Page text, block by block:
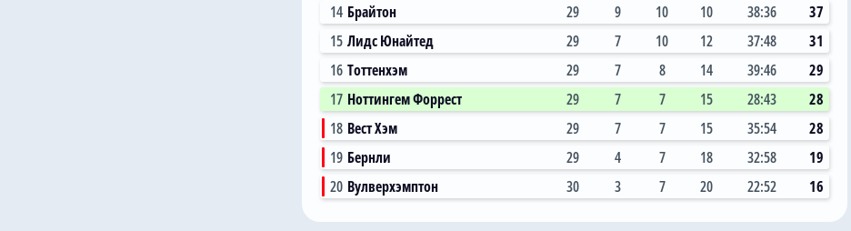
14 Брайтон 29 9 10 10 38:36
37
15 Лидс Юнайтед 29 7 10 12 37:48
31
16 Тоттенхэм 29 7 8 14 39:46
29
17 Ноттингем Форрест 29 7 7 15 28:43
28
18 Вест Хэм 29 7 7 15 35:54
28
19 Бернли 29 4 7 18 32:58
19
20 Вулверхэмптон 30 3 7 20 22:52 16